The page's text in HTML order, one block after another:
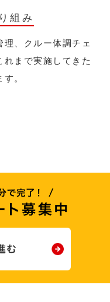
組み
、クルー体調チェ
れまで実施してきた
。